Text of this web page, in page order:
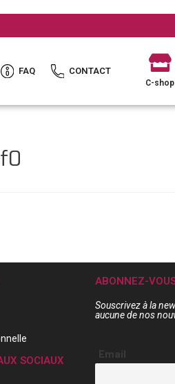
FAQ CONTACT
C-shop
SOCIAUX
ABONNEZ-
Souscrivez à la
aucune de nos
Email